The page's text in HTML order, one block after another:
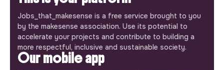
Jobs_that_makesense is a free service brought to you
by the makesense association. Use its potential to
accelerate your projects and contribute to building a
more respectful, inclusive and sustainable society.
Our mobile app